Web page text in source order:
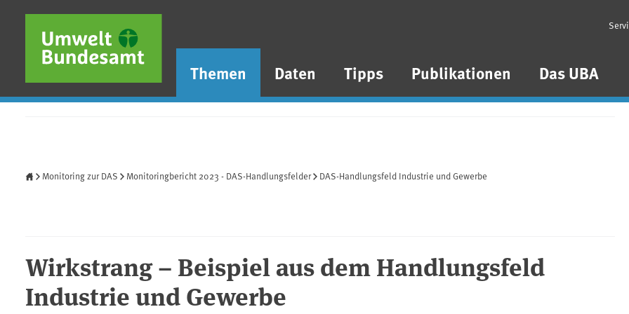
Direkt zum Inhalt
Direkt zum Hauptmenü
Direkt zur Fußzeile
Themen Daten Tipps Publikationen Das UBA
Monitoring zur DAS Monitoringbericht 2023 - DAS-Handlungsfelder DAS-Handlungsfeld Industrie und Gewerbe
Wirkstrang – Beispiel aus dem Handlungsfeld
Industrie und Gewerbe